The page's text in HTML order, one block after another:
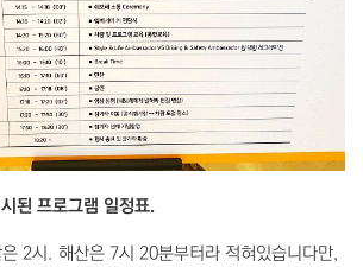
된 프로그램 일정표.
2시. 해산은 7시 20분부터라 적혀있습니다만,